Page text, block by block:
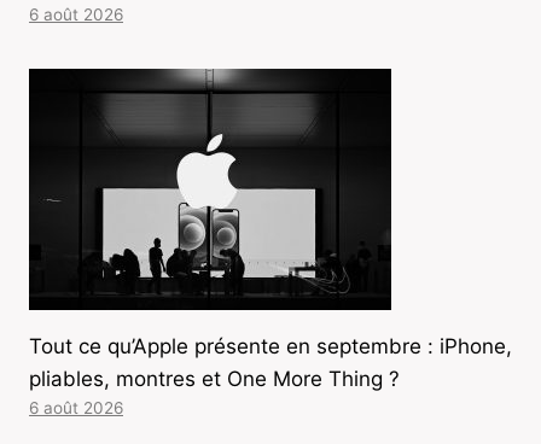
6 août 2026
Tout ce qu’Apple présente en septembre : iPhone,
pliables, montres et One More Thing ?
6 août 2026